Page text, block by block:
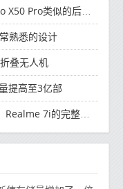
Pro类似的后部设计
熟悉的设计
叠无人机
提高至3亿部
的完整规格并导致泄漏